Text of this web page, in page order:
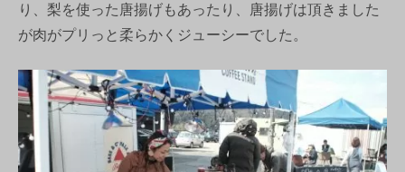
り、梨を使った唐揚げもあったり、唐揚げは頂きました
が肉がプリっと柔らかくジューシーでした。